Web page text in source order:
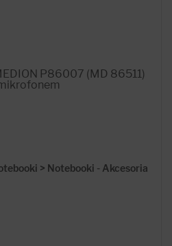
P86007 (MD 86511)
> Notebooki - Akcesoria